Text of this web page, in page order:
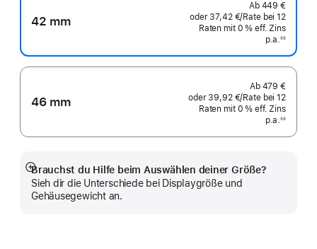
42 mm
Ab 449 €
oder 37,42 €/Rate pro
Rate
bei 12
Raten Raten
mit 0 % eff. Zins
p.a.eff.
Zins p.a.
◊◊
46 mm
Ab 479 €
oder 39,92 €/Rate pro
Rate
bei 12
Raten Raten
mit 0 % eff. Zins
p.a.eff.
Zins p.a.
◊◊
Brauchst du Hilfe beim Auswählen deiner Größe?
Sieh dir die Unterschiede bei Displaygröße und
Gehäusegewicht an.
Mehr
anzeigen